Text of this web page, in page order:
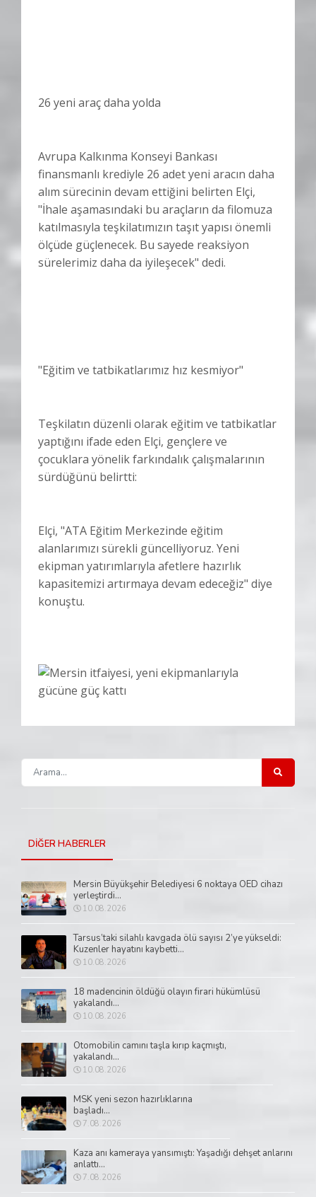
26 yeni araç daha yolda
Avrupa Kalkınma Konseyi Bankası
finansmanlı krediyle 26 adet yeni aracın daha
alım sürecinin devam ettiğini belirten Elçi,
"İhale aşamasındaki bu araçların da filomuza
katılmasıyla teşkilatımızın taşıt yapısı önemli
ölçüde güçlenecek. Bu sayede reaksiyon
sürelerimiz daha da iyileşecek" dedi.
"Eğitim ve tatbikatlarımız hız kesmiyor"
Teşkilatın düzenli olarak eğitim ve tatbikatlar
yaptığını ifade eden Elçi, gençlere ve
çocuklara yönelik farkındalık çalışmalarının
sürdüğünü belirtti:
Elçi, "ATA Eğitim Merkezinde eğitim
alanlarımızı sürekli güncelliyoruz. Yeni
ekipman yatırımlarıyla afetlere hazırlık
kapasitemizi artırmaya devam edeceğiz" diye
konuştu.
DİĞER HABERLER
Mersin Büyükşehir Belediyesi 6 noktaya OED cihazı
yerleştirdi...
10.08.2026
Tarsus’taki silahlı kavgada ölü sayısı 2’ye yükseldi:
Kuzenler hayatını kaybetti...
10.08.2026
18 madencinin öldüğü olayın firari hükümlüsü
yakalandı...
10.08.2026
Otomobilin camını taşla kırıp kaçmıştı,
yakalandı...
10.08.2026
MSK yeni sezon hazırlıklarına
başladı...
7.08.2026
Kaza anı kameraya yansımıştı: Yaşadığı dehşet anlarını
anlattı...
7.08.2026